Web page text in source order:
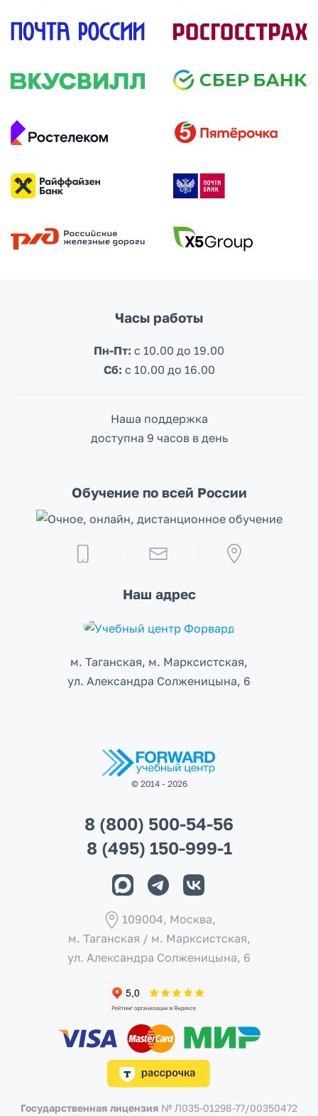
подробнее
Часы работы
Пн-Пт: с 10.00 до 19.00
Сб: c 10.00 до 16.00
Наша поддержка
доступна 9 часов в день
Обучение по всей России
Наш адрес
м. Таганская, м. Марксистcкая,
ул. Александра Солженицына, 6
© 2014 - 2026
8 (800) 500-54-56
8 (495) 150-999-1
109004, Москва,
м. Таганская / м. Марксистcкая,
ул. Александра Солженицына, 6
Государственная лицензия № Л035-01298-77/00350472